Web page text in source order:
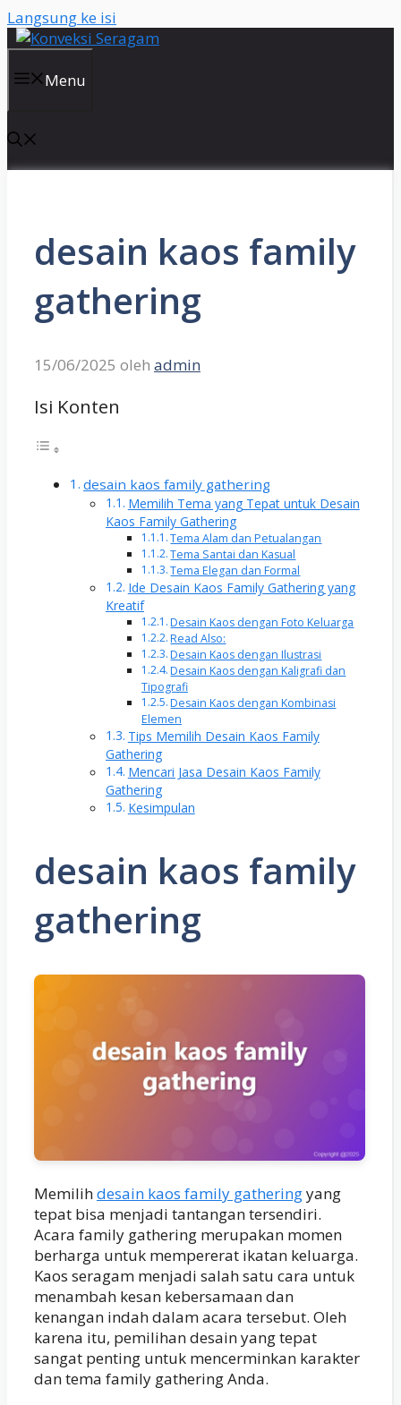
Langsung ke isi
Menu
desain kaos family
gathering
15/06/2025 oleh admin
Isi Konten
desain kaos family gathering
Memilih Tema yang Tepat untuk Desain
Kaos Family Gathering
Tema Alam dan Petualangan
Tema Santai dan Kasual
Tema Elegan dan Formal
Ide Desain Kaos Family Gathering yang
Kreatif
Desain Kaos dengan Foto Keluarga
Read Also:
Desain Kaos dengan Ilustrasi
Desain Kaos dengan Kaligrafi dan
Tipografi
Desain Kaos dengan Kombinasi
Elemen
Tips Memilih Desain Kaos Family
Gathering
Mencari Jasa Desain Kaos Family
Gathering
Kesimpulan
desain kaos family
gathering
Memilihdesain kaos family gatheringyang
tepat bisa menjadi tantangan tersendiri.
Acara family gathering merupakan momen
berharga untuk mempererat ikatan keluarga.
Kaos seragam menjadi salah satu cara untuk
menambah kesan kebersamaan dan
kenangan indah dalam acara tersebut. Oleh
karena itu, pemilihan desain yang tepat
sangat penting untuk mencerminkan karakter
dan tema family gathering Anda.